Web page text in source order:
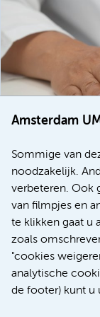
Amsterdam
Sommige van
noodzakelijk.
verbeteren. Ook
van filmpjes en
te klikken gaat u
zoals
"cookies
analytische
de footer) kunt u
voor patiënten